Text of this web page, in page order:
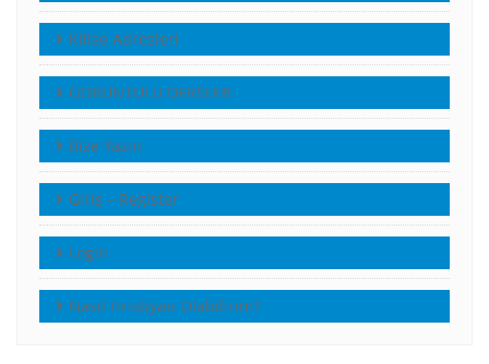
Kilise Adresleri
GÖRÜNTÜLÜ DERSLER
Bize Yazın
Giriş – Register
Login
Nasıl Hristiyan Olabilirim?